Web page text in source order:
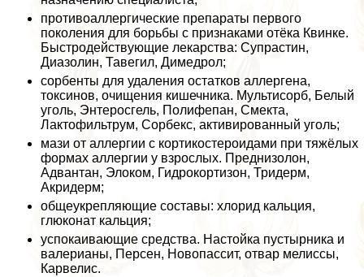
противоаллергические препараты первого
поколения для борьбы с признаками отёка Квинке.
Быстродействующие лекарства: Супрастин,
Диазолин, Тавегил, Димедрол;
сорбенты для удаления остатков аллергена,
токсинов, очищения кишечника. Мультисорб, Белый
уголь, Энтеросгель, Полифепан, Смекта,
Лактофильтрум, Сорбекс, активированный уголь;
мази от аллергии с кортикостероидами при тяжёлых
формах аллергии у взрослых. Преднизолон,
Адвантан, Элоком, Гидрокортизон, Тридерм,
Акридерм;
общеукрепляющие составы: хлорид кальция,
глюконат кальция;
успокаивающие средства. Настойка пустырника и
валерианы, Персен, Новопассит, отвар мелиссы,
Карвелис.